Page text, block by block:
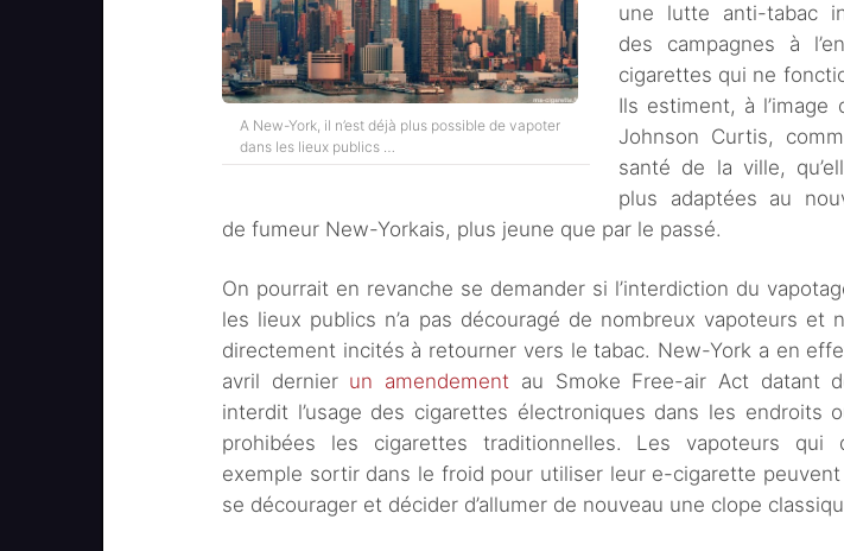
A New-York, il n’est déjà plus possible de vapoter
dans les lieux publics …
une lutte anti-tabac
des campagnes à
cigarettes qui ne
Ils estiment, à l’image
Johnson Curtis,
santé de la ville,
plus adaptées au
de fumeur New-Yorkais, plus jeune que par le passé.
On pourrait en revanche se demander si l’interdiction du
les lieux publics n’a pas découragé de nombreux vapoteurs et
directement incités à retourner vers le tabac. New-York a en
avril dernier un amendement au Smoke Free-air Act datant
interdit l’usage des cigarettes électroniques dans les endroits
prohibées les cigarettes traditionnelles. Les vapoteurs qui
exemple sortir dans le froid pour utiliser leur e-cigarette
se décourager et décider d’allumer de nouveau une clope